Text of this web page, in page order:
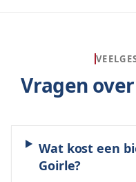
Vragen
Wat kost een
Goirle?